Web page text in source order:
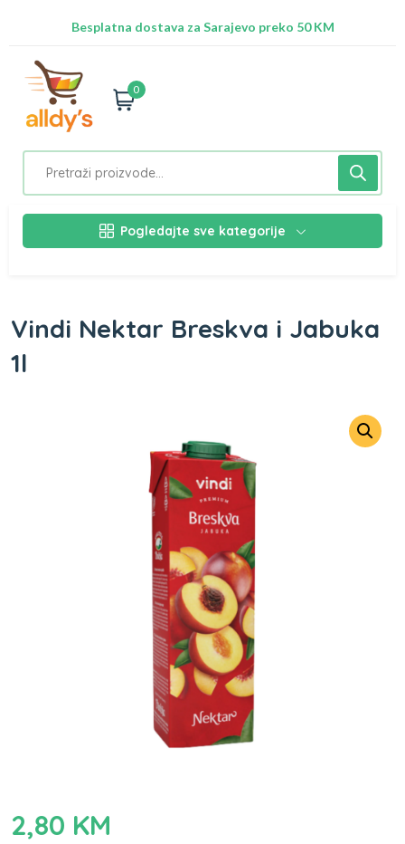
Besplatna dostava za Sarajevo preko 50 KM
Nalazimo se na adresi Stupska 21b, Ilidža 71210
0
Pogledajte sve kategorije
Vindi Nektar Breskva i Jabuka
1l
2,80 KM